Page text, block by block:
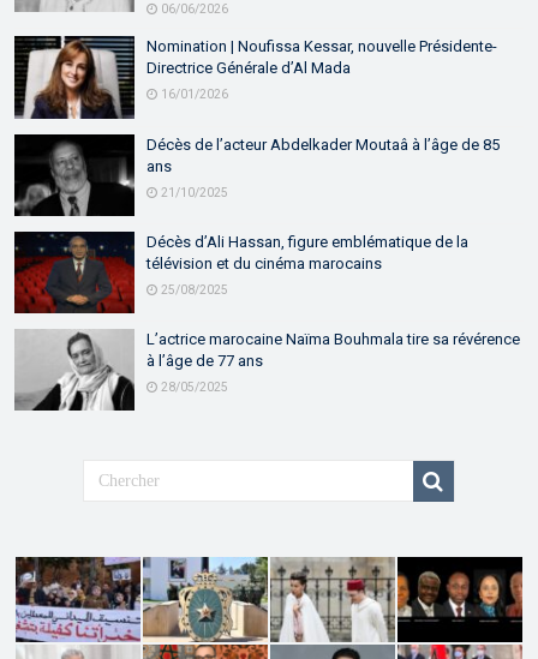
06/06/2026
Nomination | Noufissa Kessar, nouvelle Présidente-
Directrice Générale d’Al Mada
16/01/2026
Décès de l’acteur Abdelkader Moutaâ à l’âge de 85
ans
21/10/2025
Décès d’Ali Hassan, figure emblématique de la
télévision et du cinéma marocains
25/08/2025
L’actrice marocaine Naïma Bouhmala tire sa révérence
à l’âge de 77 ans
28/05/2025